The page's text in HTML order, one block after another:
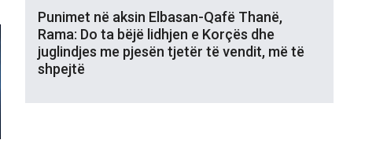
Punimet në aksin Elbasan-Qafë Thanë,
Rama: Do ta bëjë lidhjen e Korçës dhe
juglindjes me pjesën tjetër të vendit, më të
shpejtë